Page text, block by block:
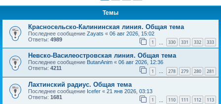
Темы
Красносельско-Калининская линия. Общая тема
Последнее сообщение Zayats « 06 авг 2026, 15:02
Ответы: 4989 1 330 331 332 333
Невско-Василеостровская линия. Общая тема
Последнее сообщение ButanAnim « 06 авг 2026, 12:36
Ответы: 4211 1 … 278 279 280 281
Лахтинский радиус. Общая тема
Последнее сообщение Icefer « 21 янв 2026, 03:13
Ответы: 1681 1 110 111 112 113